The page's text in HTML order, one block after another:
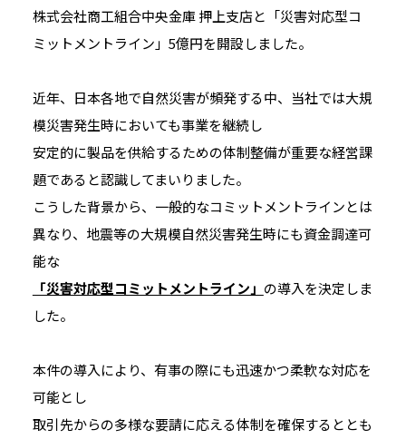
株式会社商工組合中央金庫 押上支店と「災害対応型コ
ミットメントライン」5億円を開設しました。
近年、日本各地で自然災害が頻発する中、当社では大規
模災害発生時においても事業を継続し
安定的に製品を供給するための体制整備が重要な経営課
題であると認識してまいりました。
こうした背景から、一般的なコミットメントラインとは
異なり、地震等の大規模自然災害発生時にも資金調達可
能な
「災害対応型コミットメントライン」 の導入を決定しま
した。
本件の導入により、有事の際にも迅速かつ柔軟な対応を
可能とし
取引先からの多様な要請に応える体制を確保するととも